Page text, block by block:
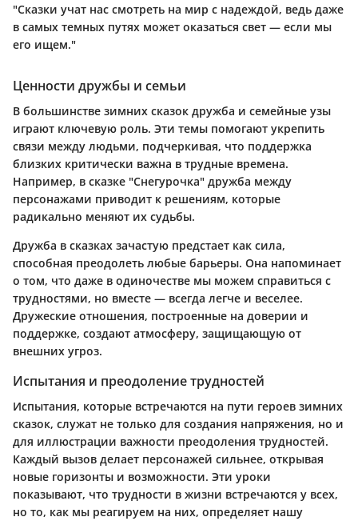
"Сказки учат нас смотреть на мир с надеждой, ведь даже
в самых темных путях может оказаться свет — если мы
его ищем."
Ценности дружбы и семьи
В большинстве зимних сказок дружба и семейные узы
играют ключевую роль. Эти темы помогают укрепить
связи между людьми, подчеркивая, что поддержка
близких критически важна в трудные времена.
Например, в сказке "Снегурочка" дружба между
персонажами приводит к решениям, которые
радикально меняют их судьбы.
Дружба в сказках зачастую предстает как сила,
способная преодолеть любые барьеры. Она напоминает
о том, что даже в одиночестве мы можем справиться с
трудностями, но вместе — всегда легче и веселее.
Дружеские отношения, построенные на доверии и
поддержке, создают атмосферу, защищающую от
внешних угроз.
Испытания и преодоление трудностей
Испытания, которые встречаются на пути героев зимних
сказок, служат не только для создания напряжения, но и
для иллюстрации важности преодоления трудностей.
Каждый вызов делает персонажей сильнее, открывая
новые горизонты и возможности. Эти уроки
показывают, что трудности в жизни встречаются у всех,
но то, как мы реагируем на них, определяет нашу